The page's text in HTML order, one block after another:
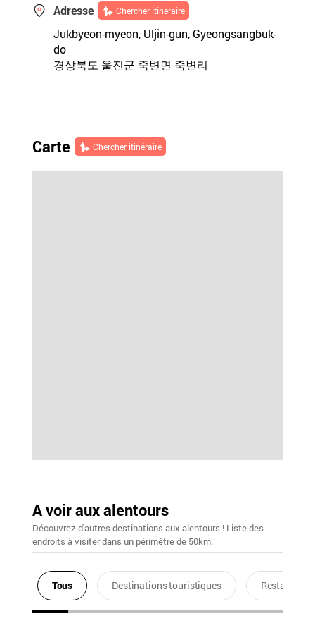
Adresse Chercher itinéraire
Jukbyeon-myeon, Uljin-gun, Gyeongsangbuk-
do
경상북도 울진군 죽변면 죽변리
Carte Chercher itinéraire
A voir aux alentours
Découvrez d'autres destinations aux alentours ! Liste des
endroits à visiter dans un périmétre de 50km.
Tous Destinations touristiques Restaurants